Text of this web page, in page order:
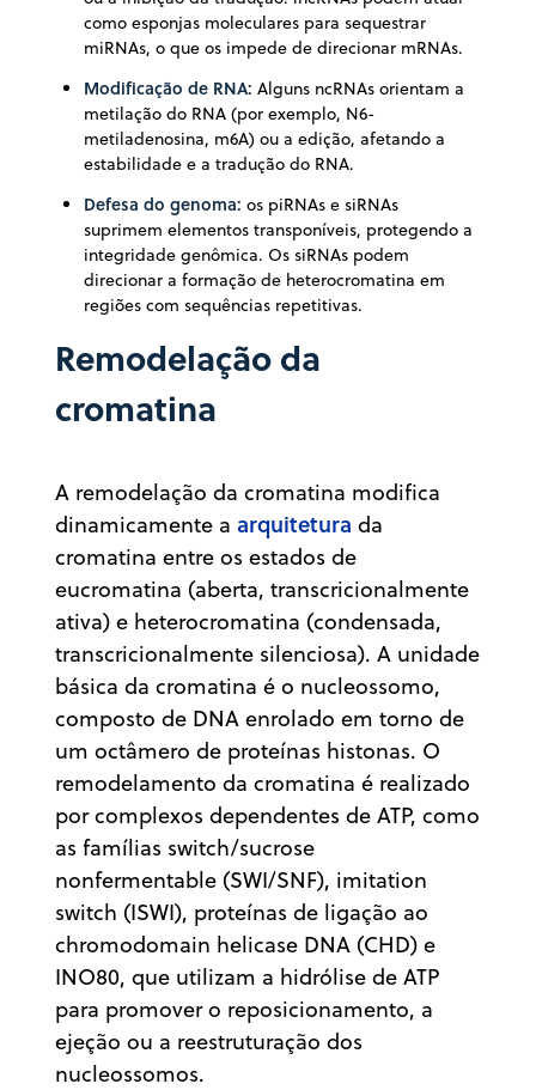
como esponjas moleculares para sequestrar
miRNAs, o que os impede de direcionar mRNAs.
Modificação de RNA: Alguns ncRNAs orientam a
metilação do RNA (por exemplo, N6-
metiladenosina, m6A) ou a edição, afetando a
estabilidade e a tradução do RNA.
Defesa do genoma: os piRNAs e siRNAs
suprimem elementos transponíveis, protegendo a
integridade genômica. Os siRNAs podem
direcionar a formação de heterocromatina em
regiões com sequências repetitivas.
Remodelação da
cromatina
A remodelação da cromatina modifica
dinamicamente a arquitetura da
cromatina entre os estados de
eucromatina (aberta, transcricionalmente
ativa) e heterocromatina (condensada,
transcricionalmente silenciosa). A unidade
básica da cromatina é o nucleossomo,
composto de DNA enrolado em torno de
um octâmero de proteínas histonas. O
remodelamento da cromatina é realizado
por complexos dependentes de ATP, como
as famílias switch/sucrose
nonfermentable (SWI/SNF), imitation
switch (ISWI), proteínas de ligação ao
chromodomain helicase DNA (CHD) e
INO80, que utilizam a hidrólise de ATP
para promover o reposicionamento, a
ejeção ou a reestruturação dos
nucleossomos.